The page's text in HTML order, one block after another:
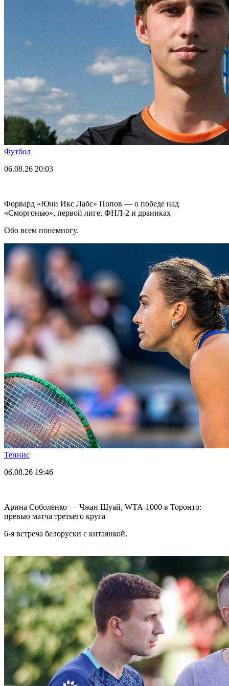
Футбол
06.08.26 20:03
Форвард «Юни Икс Лабс» Попов — о победе над
«Сморгонью», первой лиге, ФНЛ-2 и драниках
Обо всем понемногу.
Теннис
06.08.26 19:46
Арина Соболенко — Чжан Шуай, WTA-1000 в Торонто:
превью матча третьего круга
6-я встреча белоруски с китаянкой.